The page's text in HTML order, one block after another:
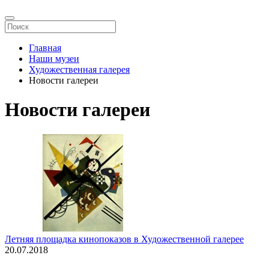
Главная
Наши музеи
Художественная галерея
Новости галереи
Новости галереи
Летняя площадка кинопоказов в Художественной галерее
20.07.2018